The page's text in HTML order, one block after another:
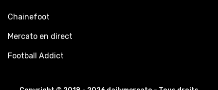
Chainefoot
Mercato en direct
Football Addict